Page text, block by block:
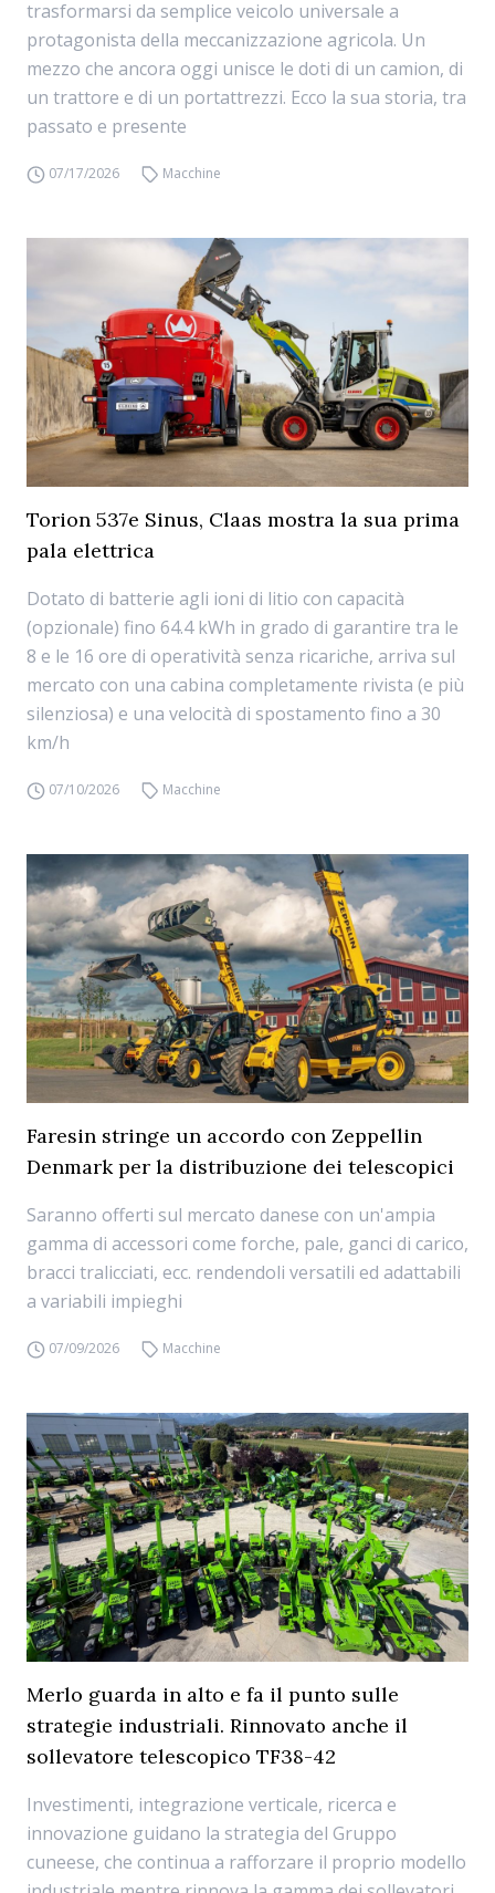
trasformarsi da semplice veicolo universale a
protagonista della meccanizzazione agricola. Un
mezzo che ancora oggi unisce le doti di un camion, di
un trattore e di un portattrezzi. Ecco la sua storia, tra
passato e presente
07/17/2026 Macchine
Torion 537e Sinus, Claas mostra la sua prima
pala elettrica
Dotato di batterie agli ioni di litio con capacità
(opzionale) fino 64.4 kWh in grado di garantire tra le
8 e le 16 ore di operatività senza ricariche, arriva sul
mercato con una cabina completamente rivista (e più
silenziosa) e una velocità di spostamento fino a 30
km/h
07/10/2026 Macchine
Faresin stringe un accordo con Zeppellin
Denmark per la distribuzione dei telescopici
Saranno offerti sul mercato danese con un'ampia
gamma di accessori come forche, pale, ganci di carico,
bracci tralicciati, ecc. rendendoli versatili ed adattabili
a variabili impieghi
07/09/2026 Macchine
Merlo guarda in alto e fa il punto sulle
strategie industriali. Rinnovato anche il
sollevatore telescopico TF38-42
Investimenti, integrazione verticale, ricerca e
innovazione guidano la strategia del Gruppo
cuneese, che continua a rafforzare il proprio modello